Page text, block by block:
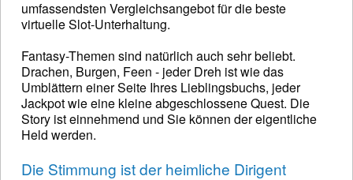
umfassendsten Vergleichsangebot für die beste
virtuelle Slot-Unterhaltung.
Fantasy-Themen sind natürlich auch sehr beliebt.
Drachen, Burgen, Feen - jeder Dreh ist wie das
Umblättern einer Seite Ihres Lieblingsbuchs, jeder
Jackpot wie eine kleine abgeschlossene Quest. Die
Story ist einnehmend und Sie können der eigentliche
Held werden.
Die Stimmung ist der heimliche Dirigent